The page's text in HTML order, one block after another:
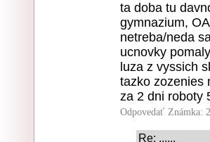
ta doba tu
gymnazium,
netreba/neda
ucnovky
luza z vyssich
tazko zozenies
za 2 dni roboty
Odpovedať Známka:
Re: ......